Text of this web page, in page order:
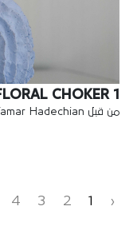
CHOKER 1
من قبل Tamar Hadechian
‹
2
3
4